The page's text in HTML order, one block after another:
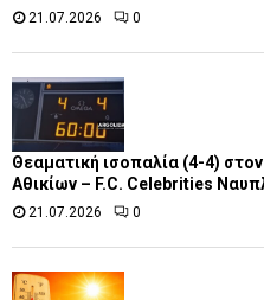
21.07.2026 0
Θεαματική ισοπαλία (4-4)
Αθικίων – F.C. Celebrities
21.07.2026 0